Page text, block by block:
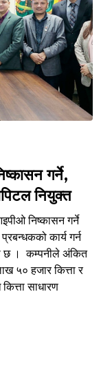
गर्ने,
नियुक्त
निष्कासन गर्ने
कार्य गर्न
छ । कम्पनीले अंकित
५० हजार कित्ता र
साधारण